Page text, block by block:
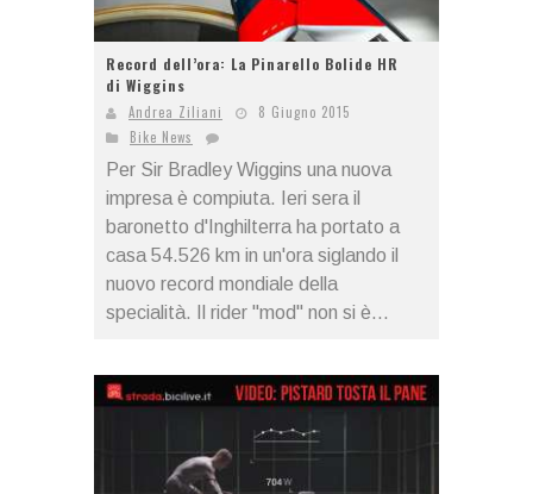
Record dell’ora: La Pinarello Bolide HR
di Wiggins
Andrea Ziliani
8 Giugno 2015
Bike News
Per Sir Bradley Wiggins una nuova
impresa è compiuta. Ieri sera il
baronetto d'Inghilterra ha portato a
casa 54.526 km in un'ora siglando il
nuovo record mondiale della
specialità. Il rider "mod" non si è...